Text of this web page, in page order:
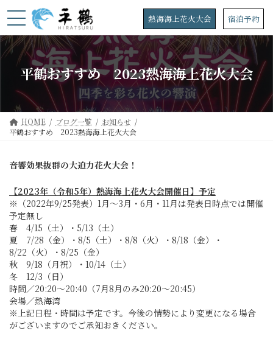
ン
ン
ツ
プ
ビ
ー
シ
動
熱海海上花火大会 宿泊予約
平鶴おすすめ 2023熱海海上花火大会
HOME ブログ一覧
お知らせ
平鶴おすすめ 2023熱海海上花火大会
音響効果抜群の大迫力花火大会！
【2023年（令和5年）熱海海上花火大会開催日】予定
※（2022年9/25発表）1月～3月・6月・11月は発表日時点では開催
予定無し
春 4/15（土）・5/13（土）
夏 7/28（金）・8/5（土）・8/8（火）・8/18（金）・
8/22（火）・8/25（金）
秋 9/18（月祝）・10/14（土）
冬 12/3（日）
時間／20:20～20:40（7月8月のみ20:20～20:45）
会場／熱海湾
※上記日程・時間は予定です。今後の情勢により変更になる場合
がございますのでご承知おきください。